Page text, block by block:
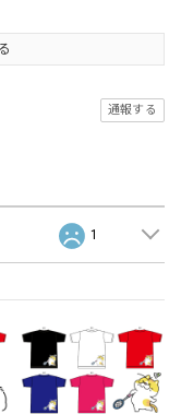
通報する
1